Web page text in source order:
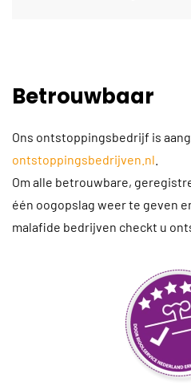
Betrouwbaar
Ons ontstoppingsbedrijf is
ontstoppingsbedrijven.nl
Om alle betrouwbare,
één oogopslag weer te geven
malafide bedrijven checkt u